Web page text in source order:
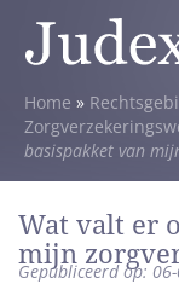
Home »
basispakket van
Wat valt er
mijn
Gepubliceerd op: